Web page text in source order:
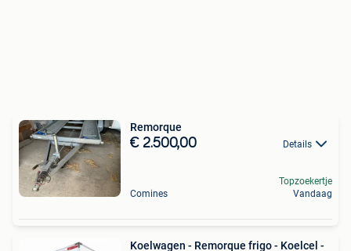
Remorque
€ 2.500,00 Details
Comines
Topzoekertje
Vandaag
Koelwagen - Remorque frigo - Koelcel -